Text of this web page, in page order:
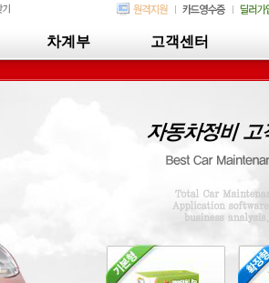
차계부 고객센터